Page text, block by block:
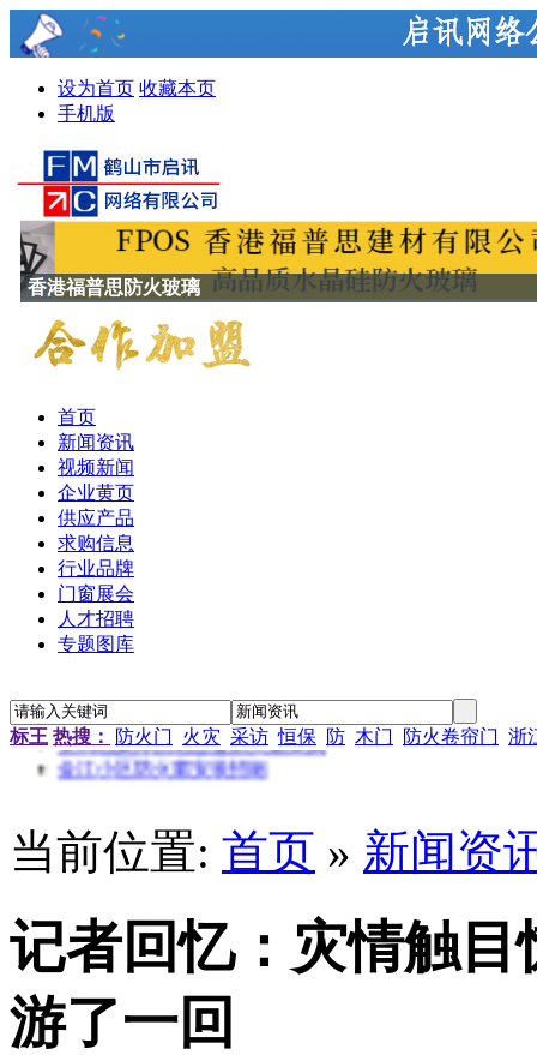
设为首页 收藏本页
手机版
香港福普思防火玻璃
首页
新闻资讯
视频新闻
企业黄页
供应产品
求购信息
行业品牌
门窗展会
人才招聘
专题图库
标王 热搜： 防火门 火灾 采访 恒保 防 木门 防火卷帘门 浙
“新居工程”塑钢门窗工程施工招标公告
江苏省农科院农产品孵化中心招待楼铝合金门窗工程招
金江小区防火窗安装招标
资料档案库房铝合金防火窗采购
金江小区防火窗安装招标
当前位置: 首页 » 新闻资
记者回忆：灾情触
游了一回